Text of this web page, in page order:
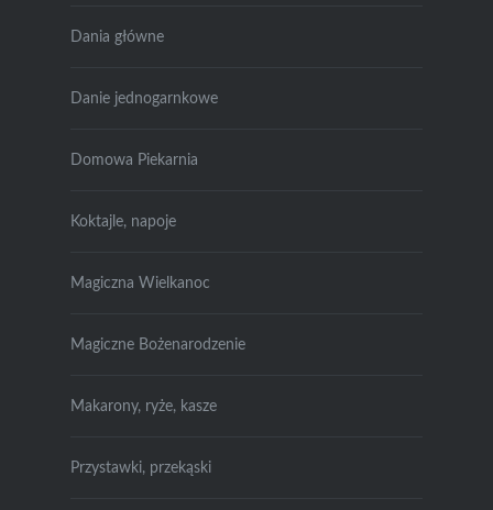
Dania główne
Danie jednogarnkowe
Domowa Piekarnia
Koktajle, napoje
Magiczna Wielkanoc
Magiczne Bożenarodzenie
Makarony, ryże, kasze
Przystawki, przekąski